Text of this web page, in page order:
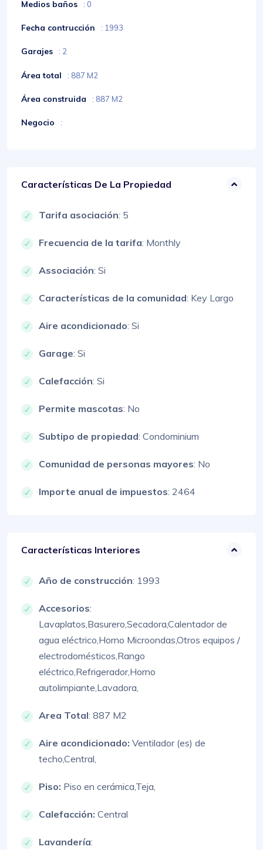
Medios baños : 0
Fecha contrucción : 1993
Garajes : 2
Área total : 887 M2
Área construida : 887 M2
Negocio :
Características De La Propiedad
Tarifa asociación: 5
Frecuencia de la tarifa: Monthly
Associación: Si
Características de la comunidad: Key Largo
Aire acondicionado: Si
Garage: Si
Calefacción: Si
Permite mascotas: No
Subtipo de propiedad: Condominium
Comunidad de personas mayores: No
Importe anual de impuestos: 2464
Características Interiores
Año de construcción: 1993
Accesorios:
Lavaplatos,Basurero,Secadora,Calentador de
agua eléctrico,Horno Microondas,Otros equipos /
electrodomésticos,Rango
eléctrico,Refrigerador,Horno
autolimpiante,Lavadora,
Area Total: 887 M2
Aire acondicionado: Ventilador (es) de
techo,Central,
Piso: Piso en cerámica,Teja,
Calefacción: Central
Lavandería: